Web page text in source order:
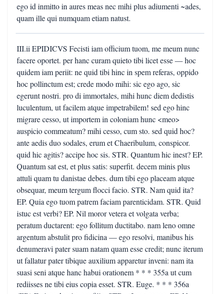
ego id inmitto in aures meas nec mihi plus adiumenti ~ades,
quam ille qui numquam etiam natust.
III.ii EPIDICVS Fecisti iam officium tuom, me meum nunc
facere oportet. per hanc curam quieto tibi licet esse — hoc
quidem iam periit: ne quid tibi hinc in spem referas, oppido
hoc pollinctum est; crede modo mihi: sic ego ago, sic
egerunt nostri. pro di immortales, mihi hunc diem dedistis
luculentum, ut facilem atque impetrabilem! sed ego hinc
migrare cesso, ut importem in coloniam hunc <meo>
auspicio commeatum? mihi cesso, cum sto. sed quid hoc?
ante aedis duo sodales, erum et Chaeribulum, conspicor.
quid hic agitis? accipe hoc sis. STR. Quantum hic inest? EP.
Quantum sat est, et plus satis: superfit. decem minis plus
attuli quam tu danistae debes. dum tibi ego placeam atque
obsequar, meum tergum flocci facio. STR. Nam quid ita?
EP. Quia ego tuom patrem faciam parenticidam. STR. Quid
istuc est verbi? EP. Nil moror vetera et volgata verba;
peratum ductarent: ego follitum ductitabo. nam leno omne
argentum abstulit pro fidicina — ego resolvi, manibus his
denumeravi pater suam natam quam esse credit; nunc iterum
ut fallatur pater tibique auxilium apparetur inveni: nam ita
suasi seni atque hanc habui orationem * * * 355a ut cum
rediisses ne tibi eius copia esset. STR. Euge. * * * 356a